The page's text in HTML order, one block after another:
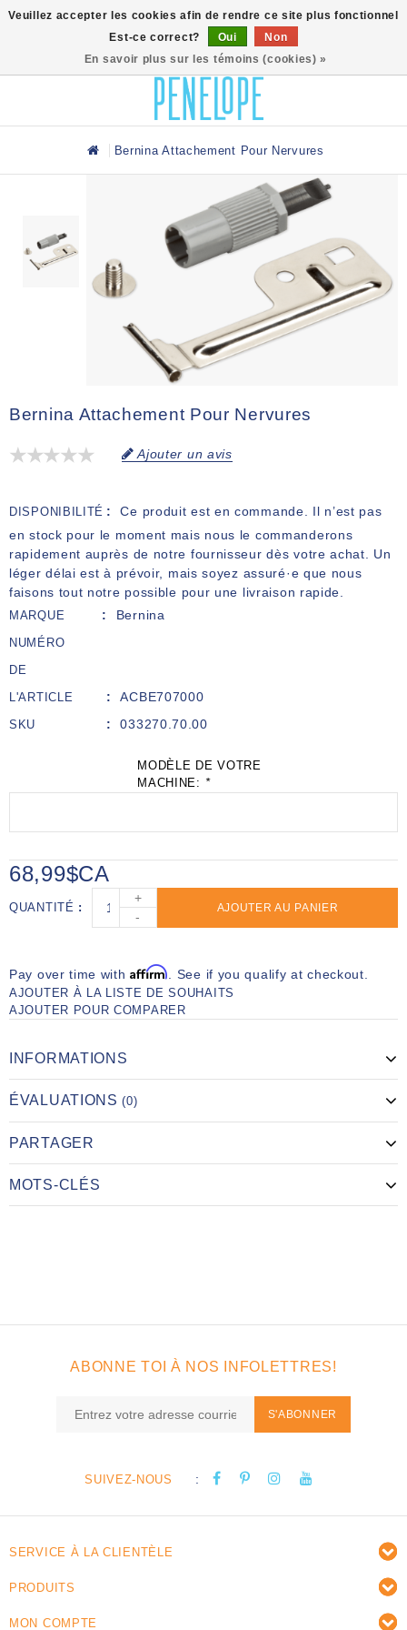
Bernina Attachement Pour Nervures
Bernina Attachement Pour Nervures
Ajouter un avis
DISPONIBILITÉ
Ce produit est en commande. Il n’est pas
en stock pour le moment mais nous le commanderons
rapidement auprès de notre fournisseur dès votre achat. Un
léger délai est à prévoir, mais soyez assuré·e que nous
faisons tout notre possible pour une livraison rapide.
MARQUE Bernina
NUMÉRO
DE
L'ARTICLE
ACBE707000
SKU 033270.70.00
MODÈLE DE VOTRE
MACHINE: *
68,99$CA
QUANTITÉ
+
-
AJOUTER AU PANIER
Pay over time withAffirm . See if you qualify at checkout.
AJOUTER À LA LISTE DE SOUHAITS
AJOUTER POUR COMPARER
INFORMATIONS
ÉVALUATIONS(0)
PARTAGER
MOTS-CLÉS
ABONNE TOI À NOS INFOLETTRES!
S'ABONNER
SUIVEZ-NOUS :
SERVICE À LA CLIENTÈLE
PRODUITS
MON COMPTE
Veuillez accepter les cookies afin de rendre ce site plus fonctionnel
Est-ce correct?
Oui
Non
En savoir plus sur les témoins (cookies) »